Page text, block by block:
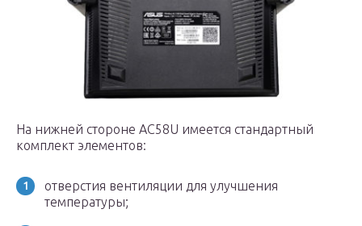
На нижней стороне AC58U имеется стандартный
комплект элементов:
отверстия вентиляции для улучшения
температуры;